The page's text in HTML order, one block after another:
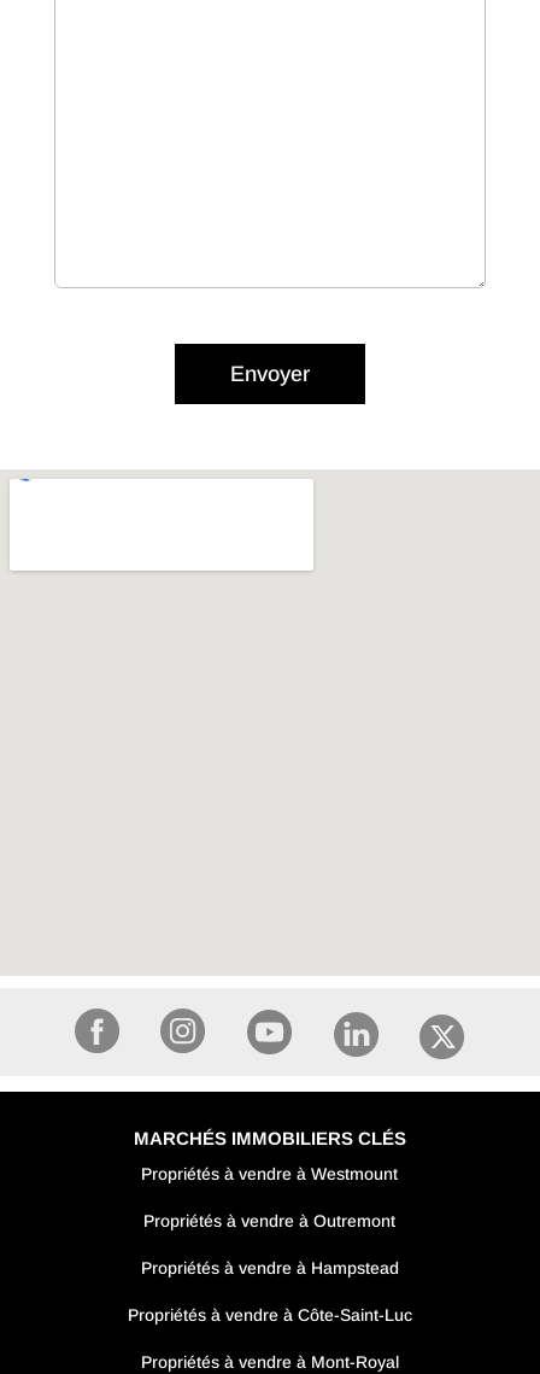
Envoyer
MARCHÉS IMMOBILIERS CLÉS
Propriétés à vendre à Westmount
Propriétés à vendre à Outremont
Propriétés à vendre à Hampstead
Propriétés à vendre à Côte-Saint-Luc
Propriétés à vendre à Mont-Royal